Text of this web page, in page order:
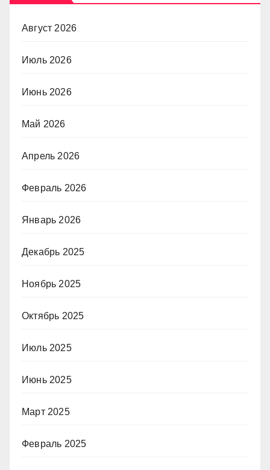
Август 2026
Июль 2026
Июнь 2026
Май 2026
Апрель 2026
Февраль 2026
Январь 2026
Декабрь 2025
Ноябрь 2025
Октябрь 2025
Июль 2025
Июнь 2025
Март 2025
Февраль 2025